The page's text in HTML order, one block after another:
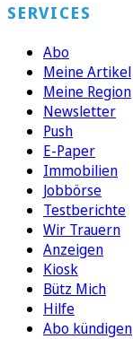
SERVICES
Abo
Meine Artikel
Meine Region
Newsletter
Push
E-Paper
Immobilien
Jobbörse
Testberichte
Wir Trauern
Anzeigen
Kiosk
Bütz Mich
Hilfe
Abo kündigen